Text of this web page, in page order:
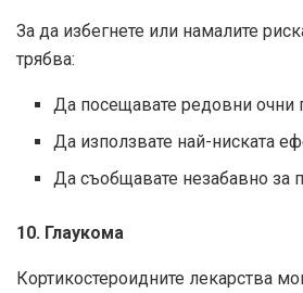
За да избегнете или намалите
трябва:
Да посещавате редовни очни
Да използвате най-ниската
Да съобщавате незабавно за
10. Глаукома
Кортикостероидните лекарства